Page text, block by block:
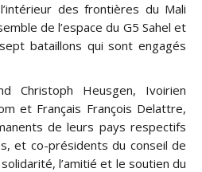
des frontières du Mali
de l’espace du G5 Sahel et
bataillons qui sont engagés
Christoph Heusgen, Ivoirien
et Français François Delattre,
de leurs pays respectifs
et co-présidents du conseil de
l’amitié et le soutien du